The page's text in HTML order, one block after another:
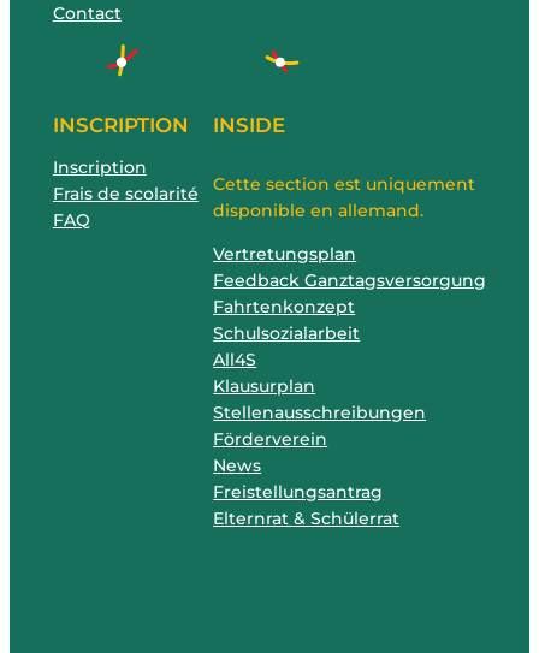
Contact
INSCRIPTION
Inscription
Frais de scolarité
FAQ
INSIDE
Cette section est uniquement
disponible en allemand.
Vertretungsplan
Feedback Ganztagsversorgung
Fahrtenkonzept
Schulsozialarbeit
All4S
Klausurplan
Stellenausschreibungen
Förderverein
News
Freistellungsantrag
Elternrat & Schülerrat